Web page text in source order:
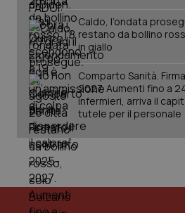
Caldo, l’ondata
restano da bollino
in giallo
Comparto Sanità.
2027. Aumenti fino a
infermieri, arriva il
tutele per il personale